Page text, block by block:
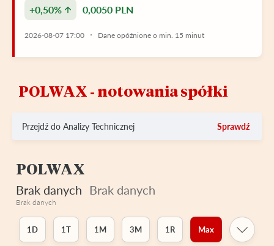
+0,50% 0,0050 PLN
2026-08-07 17:00 Dane opóźnione o min. 15 minut
POLWAX ‑ notowania spółki
Przejdź do Analizy Technicznej Sprawdź
POLWAX
Brak danych Brak danych
Brak danych
1D 1T 1M 3M 1R Max